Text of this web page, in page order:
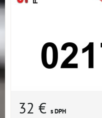
32 € s DPH